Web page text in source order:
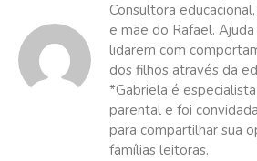
Consultora
e mãe do Rafael.
lidarem com
dos filhos através da
*Gabriela é
parental e foi
para compartilhar sua
famílias leitoras.